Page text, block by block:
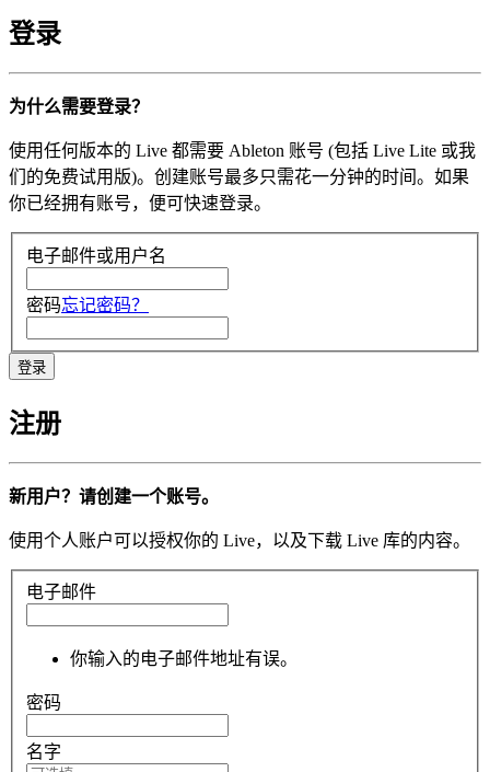
登录
为什么需要登录？
使用任何版本的 Live 都需要 Ableton 账号 (包括 Live Lite 或我
们的免费试用版)。创建账号最多只需花一分钟的时间。如果
你已经拥有账号，便可快速登录。
电子邮件或用户名
密码忘记密码？
注册
新用户？请创建一个账号。
使用个人账户可以授权你的 Live，以及下载 Live 库的内容。
电子邮件
你输入的电子邮件地址有误。
密码
名字